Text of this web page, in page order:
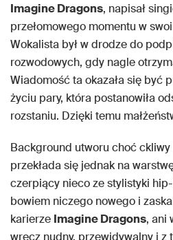
Imagine Dragons, napisał
przełomowego momentu w
Wokalista był w drodze do
rozwodowych, gdy nagle
Wiadomość ta okazała się być
życiu pary, która postanowiła
rozstaniu. Dzięki temu
Background utworu choć
przekłada się jednak na
czerpiący nieco ze stylistyki
bowiem niczego nowego i
karierze Imagine Dragons, ani
wręcz nudny, przewidywalny i z